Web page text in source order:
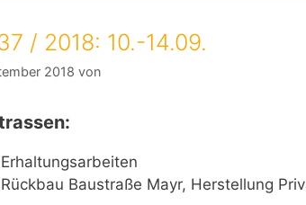
/ 2018: 10.-14.09.
2018 von
Erhaltungsarbeiten
Rückbau Baustraße Mayr, Herstellung